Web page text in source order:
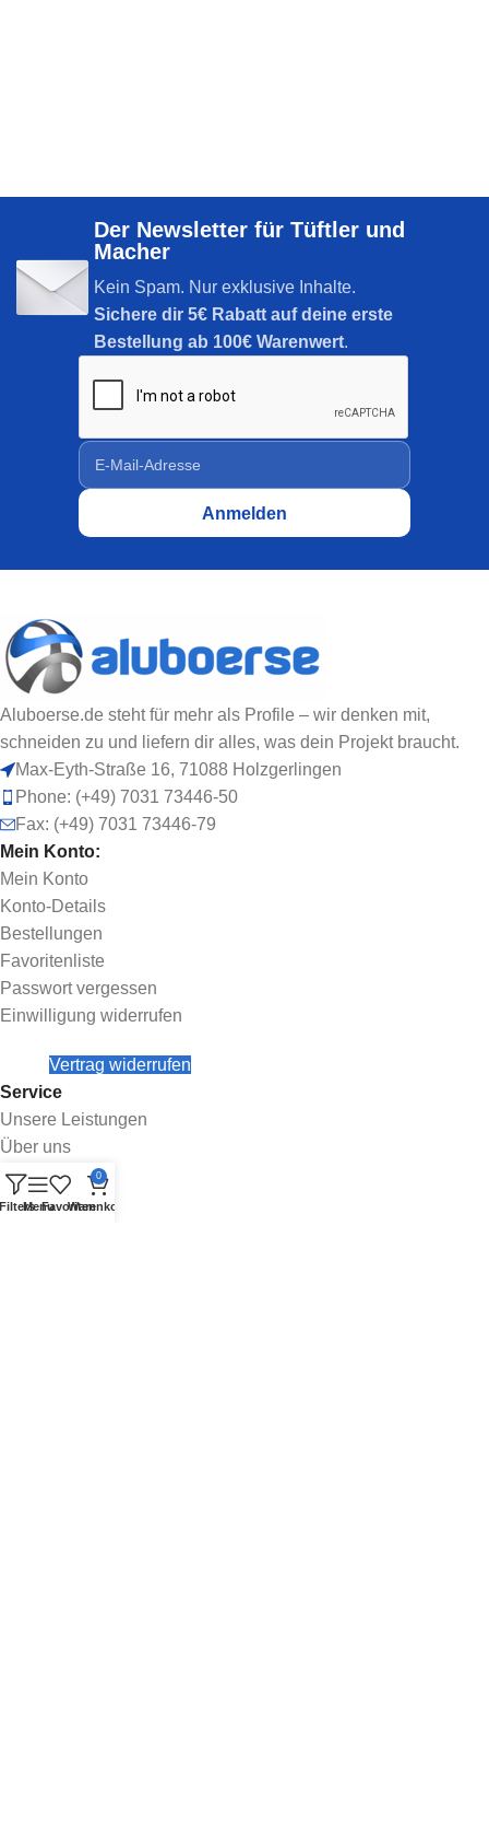
Der Newsletter für Tüftler und
Macher
Kein Spam. Nur exklusive Inhalte.
Sichere dir 5€ Rabatt auf deine erste
Bestellung ab 100€ Warenwert.
Aluboerse.de steht für mehr als Profile – wir denken mit,
schneiden zu und liefern dir alles, was dein Projekt braucht.
Max-Eyth-Straße 16, 71088 Holzgerlingen
Phone: (+49) 7031 73446-50
Fax: (+49) 7031 73446-79
Mein Konto:
Mein Konto
Konto-Details
Bestellungen
Favoritenliste
Passwort vergessen
Einwilligung widerrufen
Vertrag widerrufen
Service
Unsere Leistungen
Über uns
Kontakt
BlogMenuFavoriten
0
Warenkorb